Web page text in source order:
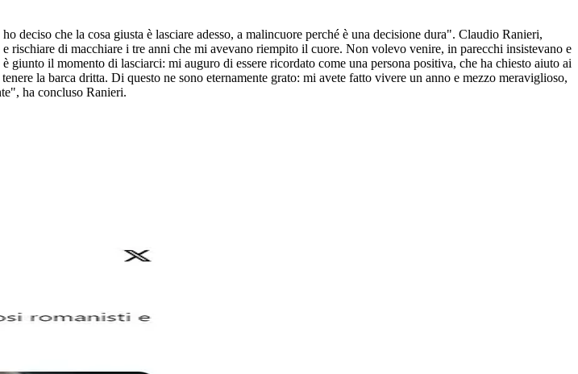
che la cosa giusta è lasciare adesso, a malincuore perché è una decisione dura". Claudio Ranieri,
rischiare di macchiare i tre anni che mi avevano riempito il cuore. Non volevo venire, in parecchi insistevano e
il momento di lasciarci: mi auguro di essere ricordato come una persona positiva, che ha chiesto aiuto ai
la barca dritta. Di questo ne sono eternamente grato: mi avete fatto vivere un anno e mezzo meraviglioso,
ha concluso Ranieri.